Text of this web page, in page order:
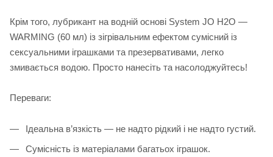
Крім того, лубрикант на водній основі System JO H2O —
WARMING (60 мл) із зігрівальним ефектом сумісний із
сексуальними іграшками та презервативами, легко
змивається водою. Просто нанесіть та насолоджуйтесь!
Переваги:
Ідеальна в’язкість — не надто рідкий і не надто густий.
Сумісність із матеріалами багатьох іграшок.